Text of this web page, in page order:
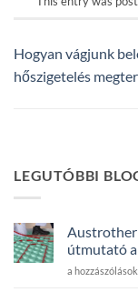
Hogyan vágjunk
hőszigetelés
LEGUTÓBBI
útmutató
Austrotherm
a